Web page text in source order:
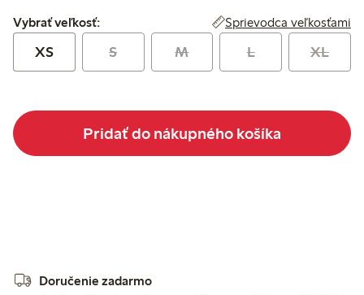
Vybrať veľkosť:
Vybrať veľkosť: Sprievodca veľkosťami
XS S M L XL
Pridať do nákupného košíka
Doručenie zadarmo